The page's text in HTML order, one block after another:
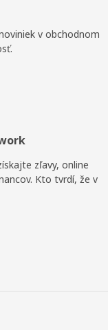
v obchodnom
zľavy, online
Kto tvrdí, že v